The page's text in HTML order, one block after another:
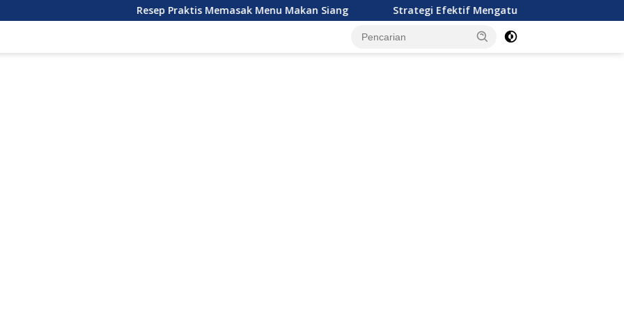
Resep Praktis Memasak Menu Makan Siang Strategi Efektif Mengatur Keuangan Keluarga Muda